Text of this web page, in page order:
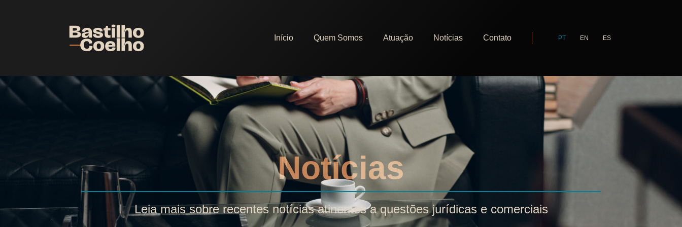
Início Quem Somos Atuação Notícias Contato PT EN ES
Notícias
Leia mais sobre recentes notícias atinentes a questões jurídicas e comerciais